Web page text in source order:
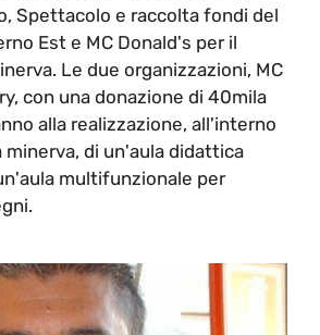
Spettacolo e raccolta fondi del
Est e MC Donald's per il
Le due organizzazioni, MC
con una donazione di 40mila
alla realizzazione, all'interno
minerva, di un'aula didattica
multifunzionale per